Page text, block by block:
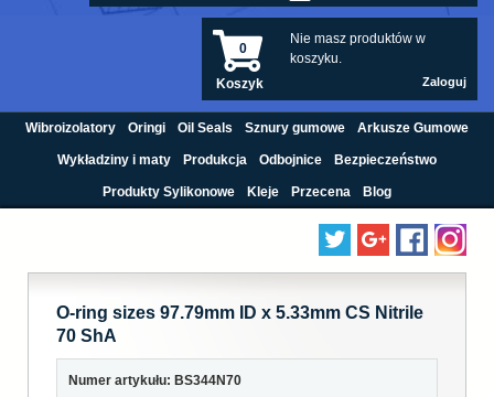
Nie masz produktów w
koszyku.
0
Koszyk Zaloguj
Wibroizolatory Oringi Oil Seals Sznury gumowe Arkusze Gumowe
Wykładziny i maty Produkcja Odbojnice Bezpieczeństwo
Produkty Sylikonowe Kleje Przecena Blog
O-ring sizes 97.79mm ID x 5.33mm CS Nitrile
70 ShA
Numer artykułu: BS344N70